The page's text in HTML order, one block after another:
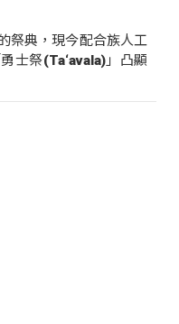
祭典，現今配合族人工
士祭(Ta‘avala)」凸顯